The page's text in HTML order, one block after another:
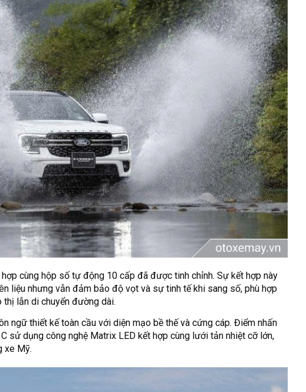
cùng hộp số tự động 10 cấp đã được tinh chỉnh. Sự kết hợp này
liệu nhưng vẫn đảm bảo độ vọt và sự tinh tế khi sang số, phù hợp
lẫn di chuyển đường dài.
ngữ thiết kế toàn cầu với diện mạo bề thế và cứng cáp. Điểm nhấn
sử dụng công nghệ Matrix LED kết hợp cùng lưới tản nhiệt cỡ lớn,
xe Mỹ.